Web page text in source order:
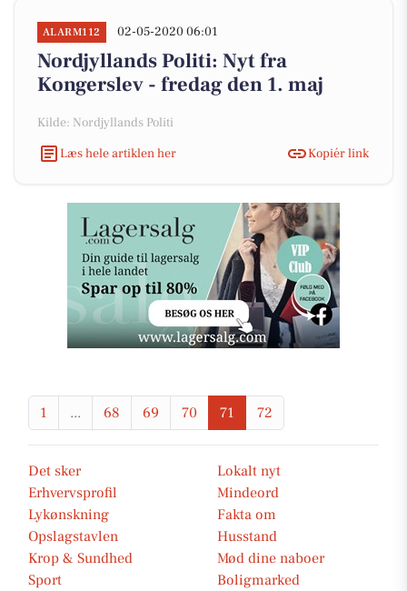
ALARM112 02-05-2020 06:01
Nordjyllands Politi: Nyt fra
Kongerslev - fredag den 1. maj
Kilde: Nordjyllands Politi
Læs hele artiklen her
Kopiér link
1 ... 68 69 70 71 72
Det sker
Lokalt nyt
Erhvervsprofil
Mindeord
Lykønskning
Fakta om
Opslagstavlen
Husstand
Krop & Sundhed
Mød dine naboer
Sport
Boligmarked